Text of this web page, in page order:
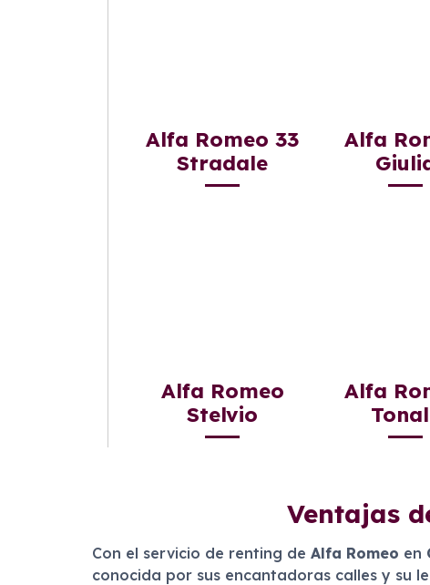
Alfa Romeo 33
Stradale
Alfa
Alfa Romeo
Stelvio
Alfa
Ventajas
Con el servicio de renting de Alfa Romeo en
conocida por sus encantadoras calles y su